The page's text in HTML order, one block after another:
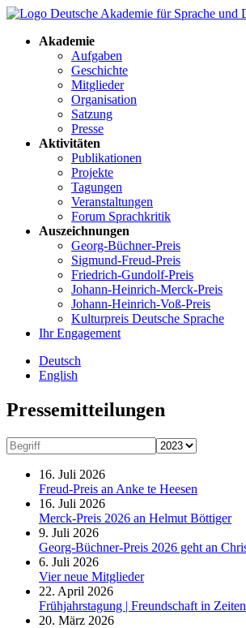
Akademie
Aufgaben
Geschichte
Mitglieder
Organisation
Satzung
Presse
Aktivitäten
Publikationen
Projekte
Tagungen
Veranstaltungen
Forum Sprachkritik
Auszeichnungen
Georg-Büchner-Preis
Sigmund-Freud-Preis
Friedrich-Gundolf-Preis
Johann-Heinrich-Merck-Preis
Johann-Heinrich-Voß-Preis
Kulturpreis Deutsche Sprache
Ihr Engagement
Deutsch
English
Presse­mitteilungen
16. Juli 2026
Freud-Preis an Anke te Heesen
16. Juli 2026
Merck-Preis 2026 an Helmut Böttiger
9. Juli 2026
Georg-Büchner-Preis 2026 geht an
6. Juli 2026
Vier neue Mitglieder
22. April 2026
Frühjahrstagung | Freundschaft in
20. März 2026